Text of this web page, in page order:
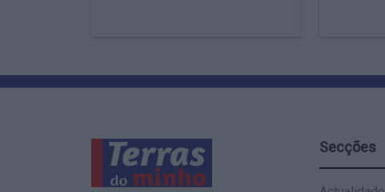
Secções